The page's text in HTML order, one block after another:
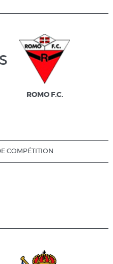
ROMO F.C.
COMPÉTITION